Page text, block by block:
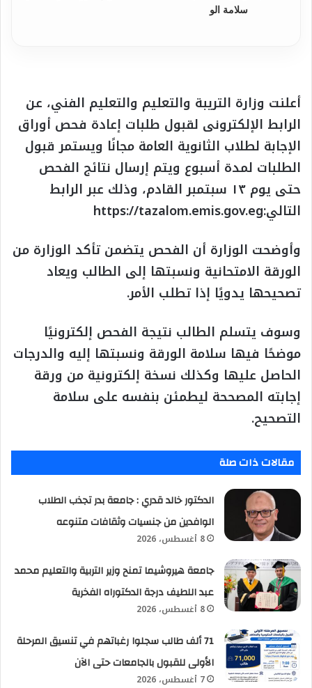
سلامة الو
أعلنت وزارة التريبة والتعليم والتعليم الفني، عن
الرابط الإلكترونى لقبول طلبات إعادة فحص أوراق
الإجابة لطلاب الثانوية العامة مجانًا ويستمر قبول
الطلبات لمدة أسبوع ويتم إرسال نتائج الفحص
حتى يوم ١٣ سبتمبر القادم، وذلك عبر الرابط
التالي:https://tazalom.emis.gov.eg
وأوضحت الوزارة أن الفحص يتضمن تأكد الوزارة من
الورقة الامتحانية ونسبتها إلى الطالب ويعاد
تصحيحها يدويًا إذا تطلب الأمر.
وسوف يتسلم الطالب نتيجة الفحص إلكترونيًا
موضحًا فيها سلامة الورقة ونسبتها إليه والدرجات
الحاصل عليها وكذلك نسخة إلكترونية من ورقة
إجابته المصححة ليطمئن بنفسه على سلامة
التصحيح.
مقالات ذات صلة
الدكتور خالد قدري : جامعة بدر تجذب الطلاب
الوافدين من جنسيات وثقافات متنوعه
8 أغسطس، 2026
جامعة هيروشيما تمنح وزير التربية والتعليم محمد
عبد اللطيف درجة الدكتوراه الفخرية
8 أغسطس، 2026
71 ألف طالب سجلوا رغباتهم في تنسيق المرحلة
الأولى للقبول بالجامعات حتى الآن
7 أغسطس، 2026